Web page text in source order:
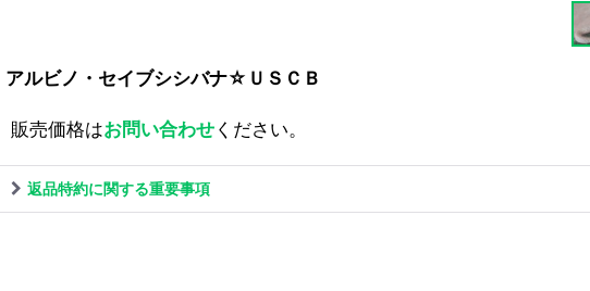
アルビノ・セイブシシバナ☆ＵＳＣＢ
販売価格はお問い合わせください。
返品特約に関する重要事項